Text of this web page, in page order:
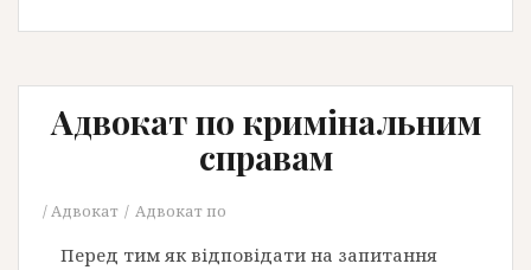
Адвокат по кримінальним
справам
Адвокат Адвокат по
Перед тим як відповідати на запитання